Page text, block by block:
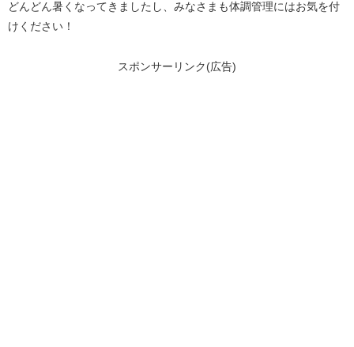
どんどん暑くなってきましたし、みなさまも体調管理にはお気を付
けください！
スポンサーリンク(広告)